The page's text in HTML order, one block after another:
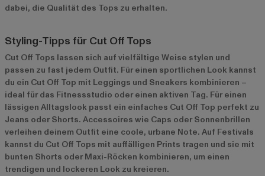
dabei, die Qualität des Tops zu erhalten.
Styling-Tipps für Cut Off Tops
Cut Off Tops lassen sich auf vielfältige Weise stylen und
passen zu fast jedem Outfit. Für einen sportlichen Look kannst
du ein Cut Off Top mit Leggings und Sneakers kombinieren –
ideal für das Fitnessstudio oder einen aktiven Tag. Für einen
lässigen Alltagslook passt ein einfaches Cut Off Top perfekt zu
Jeans oder Shorts. Accessoires wie Caps oder Sonnenbrillen
verleihen deinem Outfit eine coole, urbane Note. Auf Festivals
kannst du Cut Off Tops mit auffälligen Prints tragen und sie mit
bunten Shorts oder Maxi-Röcken kombinieren, um einen
trendigen und lockeren Look zu kreieren.